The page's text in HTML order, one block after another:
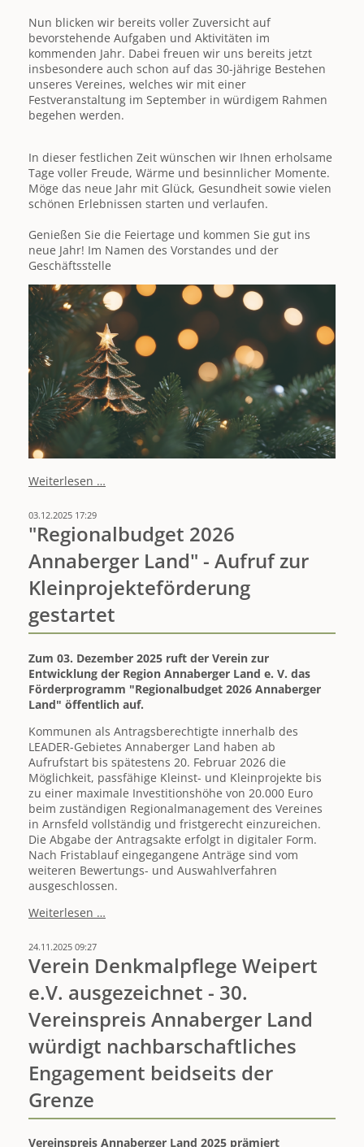
Nun blicken wir bereits voller Zuversicht auf
bevorstehende Aufgaben und Aktivitäten im
kommenden Jahr. Dabei freuen wir uns bereits jetzt
insbesondere auch schon auf das 30-jährige Bestehen
unseres Vereines, welches wir mit einer
Festveranstaltung im September in würdigem Rahmen
begehen werden.
In dieser festlichen Zeit wünschen wir Ihnen erholsame
Tage voller Freude, Wärme und besinnlicher Momente.
Möge das neue Jahr mit Glück, Gesundheit sowie vielen
schönen Erlebnissen starten und verlaufen.
Genießen Sie die Feiertage und kommen Sie gut ins
neue Jahr! Im Namen des Vorstandes und der
Geschäftsstelle
Weiterlesen …
sowie
herzliche
Grüße
und
Wünsche
zum
Jahreswechsel
03.12.2025 17:29
"Regionalbudget 2026
Annaberger Land" - Aufruf zur
Kleinprojekteförderung
gestartet
Zum 03. Dezember 2025 ruft der Verein zur
Entwicklung der Region Annaberger Land e. V. das
Förderprogramm "Regionalbudget 2026 Annaberger
Land" öffentlich auf.
Kommunen als Antragsberechtigte innerhalb des
LEADER-Gebietes Annaberger Land haben ab
Aufrufstart bis spätestens 20. Februar 2026 die
Möglichkeit, passfähige Kleinst- und Kleinprojekte bis
zu einer maximale Investitionshöhe von 20.000 Euro
beim zuständigen Regionalmanagement des Vereines
in Arnsfeld vollständig und fristgerecht einzureichen.
Die Abgabe der Antragsakte erfolgt in digitaler Form.
Nach Fristablauf eingegangene Anträge sind vom
weiteren Bewertungs- und Auswahlverfahren
ausgeschlossen.
Weiterlesen …
Land"
-
Aufruf
zur
Kleinprojekteförderung
24.11.2025 09:27
Verein Denkmalpflege Weipert
e.V. ausgezeichnet - 30.
Vereinspreis Annaberger Land
würdigt nachbarschaftliches
Engagement beidseits der
Grenze
Vereinspreis Annaberger Land 2025 prämiert